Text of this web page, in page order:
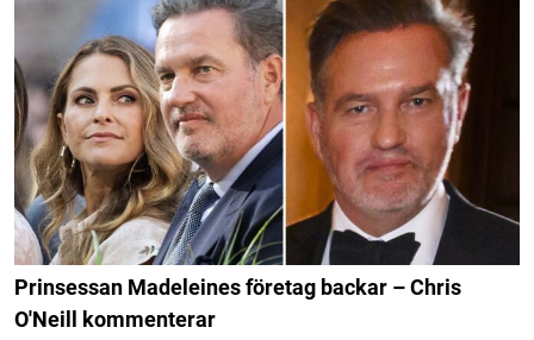
Prinsessan Madeleines företag backar – Chris
O'Neill kommenterar